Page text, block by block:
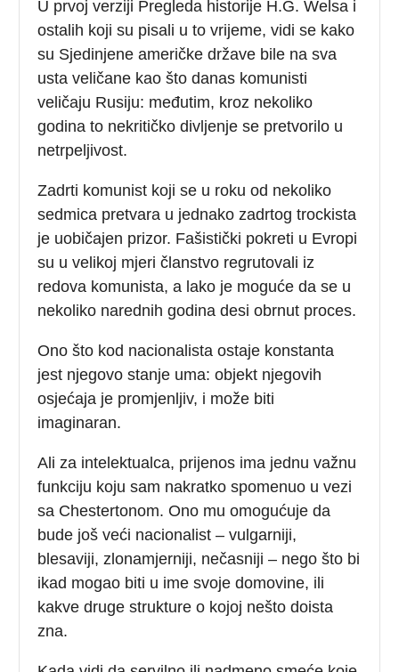
U prvoj verziji Pregleda historije H.G. Welsa i
ostalih koji su pisali u to vrijeme, vidi se kako
su Sjedinjene američke države bile na sva
usta veličane kao što danas komunisti
veličaju Rusiju: međutim, kroz nekoliko
godina to nekritičko divljenje se pretvorilo u
netrpeljivost.
Zadrti komunist koji se u roku od nekoliko
sedmica pretvara u jednako zadrtog trockista
je uobičajen prizor. Fašistički pokreti u Evropi
su u velikoj mjeri članstvo regrutovali iz
redova komunista, a lako je moguće da se u
nekoliko narednih godina desi obrnut proces.
Ono što kod nacionalista ostaje konstanta
jest njegovo stanje uma: objekt njegovih
osjećaja je promjenljiv, i može biti
imaginaran.
Ali za intelektualca, prijenos ima jednu važnu
funkciju koju sam nakratko spomenuo u vezi
sa Chestertonom. Ono mu omogućuje da
bude još veći nacionalist – vulgarniji,
blesaviji, zlonamjerniji, nečasniji – nego što bi
ikad mogao biti u ime svoje domovine, ili
kakve druge strukture o kojoj nešto doista
zna.